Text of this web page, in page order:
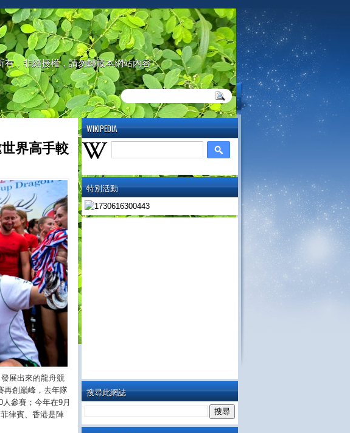
，非經授權，請勿轉載本網站內容
WIKIPEDIA
特別活動
搜尋此網誌
界高手較
展出來的龍舟競
再創巔峰，去年隊
參賽；今年在9月
律賓、香港是陣